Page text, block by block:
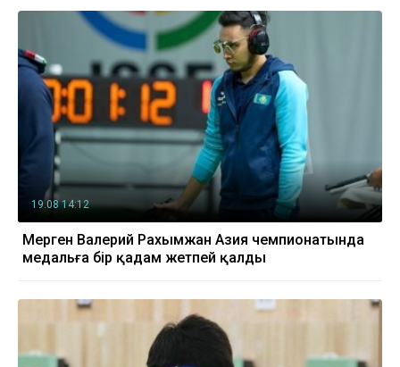
19.08 14:12
Мерген Валерий Рахымжан Азия чемпионатында
медальға бір қадам жетпей қалды